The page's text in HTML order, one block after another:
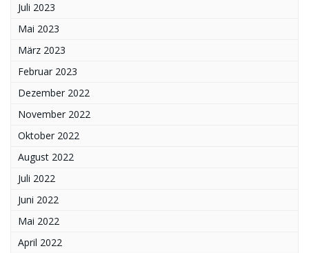
Juli 2023
Mai 2023
März 2023
Februar 2023
Dezember 2022
November 2022
Oktober 2022
August 2022
Juli 2022
Juni 2022
Mai 2022
April 2022